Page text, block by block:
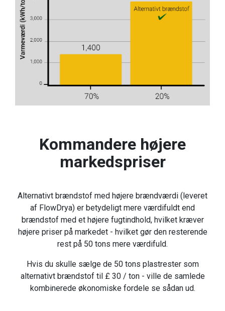
Kommandere højere
markedspriser
Alternativt brændstof med højere brændværdi (leveret
af FlowDrya) er betydeligt mere værdifuldt end
brændstof med et højere fugtindhold, hvilket kræver
højere priser på markedet - hvilket gør den resterende
rest på 50 tons mere værdifuld.
Hvis du skulle sælge de 50 tons plastrester som
alternativt brændstof til £ 30 / ton - ville de samlede
kombinerede økonomiske fordele se sådan ud.